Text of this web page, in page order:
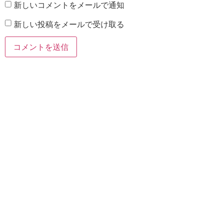
新しいコメントをメールで通知
新しい投稿をメールで受け取る